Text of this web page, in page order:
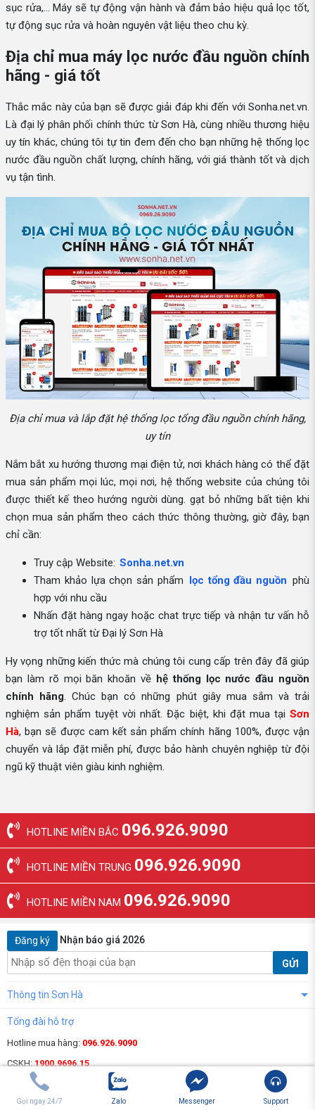
sục rửa,... Máy sẽ tự động vận hành và đảm bảo hiệu quả lọc tốt,
tự động sục rửa và hoàn nguyên vật liệu theo chu kỳ.
Địa chỉ mua máy lọc nước đầu nguồn chính
hãng - giá tốt
Thắc mắc này của bạn sẽ được giải đáp khi đến với Sonha.net.vn.
Là đại lý phân phối chính thức từ Sơn Hà, cùng nhiều thương hiệu
uy tín khác, chúng tôi tự tin đem đến cho bạn những hệ thống lọc
nước đầu nguồn chất lượng, chính hãng, với giá thành tốt và dịch
vụ tận tình.
Địa chỉ mua và lắp đặt hệ thống lọc tổng đầu nguồn chính hãng,
uy tín
Nắm bắt xu hướng thương mại điện tử, nơi khách hàng có thể đặt
mua sản phẩm mọi lúc, mọi nơi, hệ thống website của chúng tôi
được thiết kế theo hướng người dùng. gạt bỏ những bất tiện khi
chọn mua sản phẩm theo cách thức thông thường, giờ đây, bạn
chỉ cần:
Truy cập Website: Sonha.net.vn
Tham khảo lựa chọn sản phẩm lọc tổng đầu nguồn phù
hợp với nhu cầu
Nhấn đặt hàng ngay hoặc chat trực tiếp và nhận tư vấn hỗ
trợ tốt nhất từ Đại lý Sơn Hà
Hy vọng những kiến thức mà chúng tôi cung cấp trên đây đã giúp
bạn làm rõ mọi băn khoăn về hệ thống lọc nước đầu nguồn
chính hãng. Chúc bạn có những phút giây mua sắm và trải
nghiệm sản phẩm tuyệt vời nhất. Đặc biệt, khi đặt mua tại Sơn
Hà, bạn sẽ được cam kết sản phẩm chính hãng 100%, được vận
chuyển và lắp đặt miễn phí, được bảo hành chuyên nghiệp từ đội
ngũ kỹ thuật viên giàu kinh nghiệm.
HOTLINE MIỀN BẮC 096.926.9090
HOTLINE MIỀN TRUNG 096.926.9090
HOTLINE MIỀN NAM 096.926.9090
Đăng ký Nhận báo giá 2026
GỬI
Thông tin Sơn Hà
Tổng đài hỗ trợ
Hotline mua hàng: 096.926.9090
CSKH:1900.9696.15
Khiếu nại:
Kết nối với chúng tôi
Gọi ngay 24/7 Zalo Messenger Support